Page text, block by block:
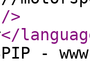
/>
</
-